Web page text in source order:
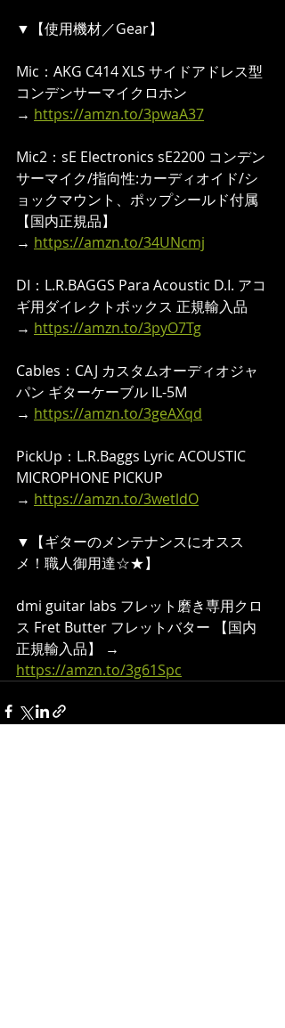
▼【使用機材／Gear】
Mic：AKG C414 XLS サイドアドレス型
コンデンサーマイクロホン
→ https://amzn.to/3pwaA37
Mic2：sE Electronics sE2200 コンデン
サーマイク/指向性:カーディオイド/シ
ョックマウント、ポップシールド付属
【国内正規品】
→ https://amzn.to/34UNcmj
DI：L.R.BAGGS Para Acoustic D.I. アコ
ギ用ダイレクトボックス 正規輸入品
→ https://amzn.to/3pyO7Tg
Cables：CAJ カスタムオーディオジャ
パン ギターケーブル IL-5M
→ https://amzn.to/3geAXqd
PickUp：L.R.Baggs Lyric ACOUSTIC
MICROPHONE PICKUP
→ https://amzn.to/3wetldO
▼【ギターのメンテナンスにオスス
メ！職人御用達☆★】
dmi guitar labs フレット磨き専用クロ
ス Fret Butter フレットバター 【国内
正規輸入品】 →
https://amzn.to/3g61Spc